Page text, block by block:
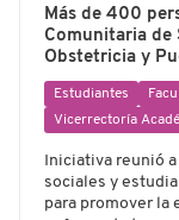
Más de 400
Comunitaria de
Obstetricia y
Estudiantes
Vicerrectoría
Iniciativa reunió
sociales y
para promover la